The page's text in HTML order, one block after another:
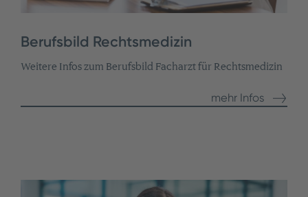
Berufsbild Rechtsmedizin
Weitere Infos zum Berufsbild Facharzt für Rechtsmedizin
mehr Infos